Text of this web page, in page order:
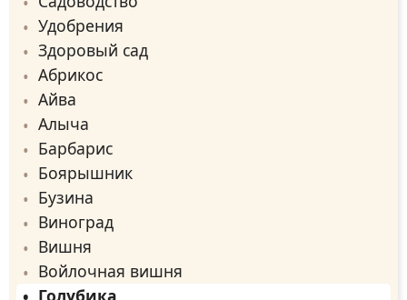
Удобрения
Здоровый сад
Абрикос
Айва
Алыча
Барбарис
Боярышник
Бузина
Виноград
Вишня
Войлочная вишня